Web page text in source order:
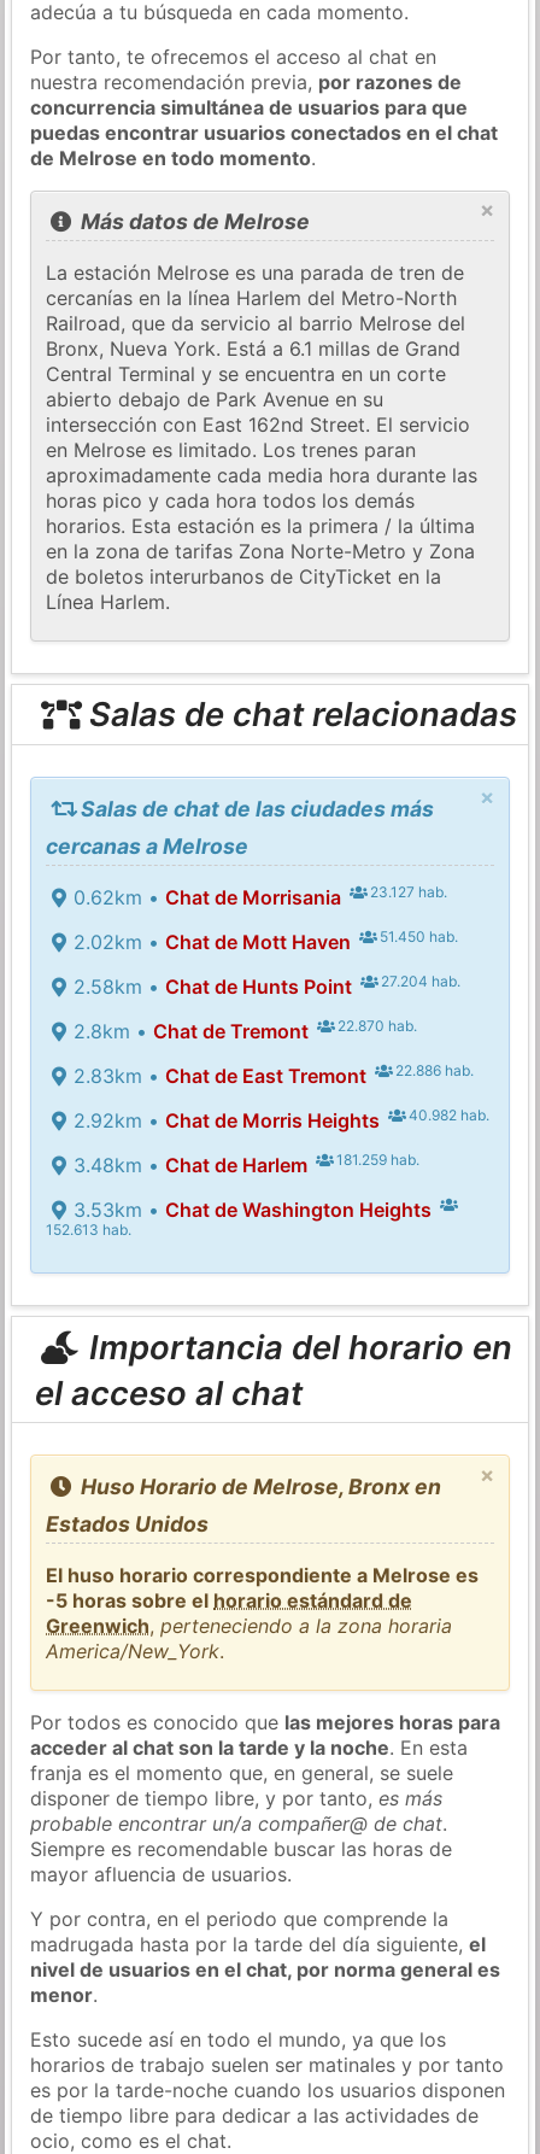
adecúa a tu búsqueda en cada momento.
Por tanto, te ofrecemos el acceso al chat en
nuestra recomendación previa, por razones de
concurrencia simultánea de usuarios para que
puedas encontrar usuarios conectados en el chat
de Melrose en todo momento.
×
Más datos de Melrose
La estación Melrose es una parada de tren de
cercanías en la línea Harlem del Metro-North
Railroad, que da servicio al barrio Melrose del
Bronx, Nueva York. Está a 6.1 millas de Grand
Central Terminal y se encuentra en un corte
abierto debajo de Park Avenue en su
intersección con East 162nd Street. El servicio
en Melrose es limitado. Los trenes paran
aproximadamente cada media hora durante las
horas pico y cada hora todos los demás
horarios. Esta estación es la primera / la última
en la zona de tarifas Zona Norte-Metro y Zona
de boletos interurbanos de CityTicket en la
Línea Harlem.
Salas de chat relacionadas
×
Salas de chat de las ciudades más
cercanas a Melrose
0.62km • Chat de Morrisania 23.127 hab.
2.02km • Chat de Mott Haven 51.450 hab.
2.58km • Chat de Hunts Point 27.204 hab.
2.8km • Chat de Tremont 22.870 hab.
2.83km • Chat de East Tremont 22.886 hab.
2.92km • Chat de Morris Heights 40.982 hab.
3.48km • Chat de Harlem 181.259 hab.
3.53km • Chat de Washington Heights
152.613 hab.
Importancia del horario en
el acceso al chat
×
Huso Horario de Melrose, Bronx en
Estados Unidos
El huso horario correspondiente a Melrose es
-5 horas sobre el horario estándard de
Greenwich,perteneciendo a la zona horaria
America/New_York.
Por todos es conocido que las mejores horas para
acceder al chat son la tarde y la noche. En esta
franja es el momento que, en general, se suele
disponer de tiempo libre, y por tanto,es más
probable encontrar un/a compañer@ de chat.
Siempre es recomendable buscar las horas de
mayor afluencia de usuarios.
Y por contra, en el periodo que comprende la
madrugada hasta por la tarde del día siguiente,el
nivel de usuarios en el chat, por norma general es
menor.
Esto sucede así en todo el mundo, ya que los
horarios de trabajo suelen ser matinales y por tanto
es por la tarde-noche cuando los usuarios disponen
de tiempo libre para dedicar a las actividades de
ocio, como es el chat.